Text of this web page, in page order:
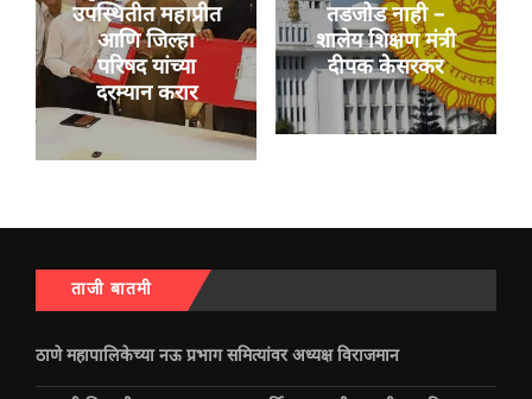
उपस्थितीत महाप्रीत
आणि जिल्हा
परिषद यांच्या
दरम्यान करार
तडजोड नाही –
शालेय शिक्षण मंत्री
दीपक केसरकर
ताजी बातमी
ठाणे महापालिकेच्या नऊ प्रभाग समित्यांवर अध्यक्ष विराजमान